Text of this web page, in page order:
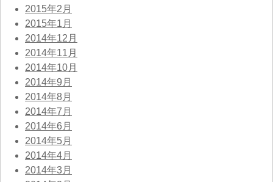
2015年2月
2015年1月
2014年12月
2014年11月
2014年10月
2014年9月
2014年8月
2014年7月
2014年6月
2014年5月
2014年4月
2014年3月